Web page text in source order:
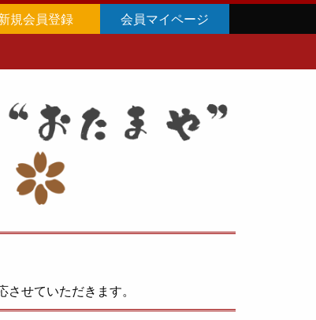
規会員登録 会員マイページ
させていただきます。